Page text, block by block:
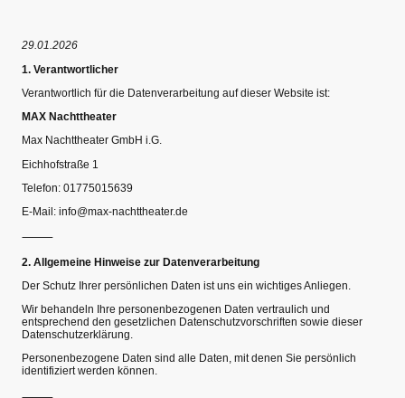
29.01.2026
1. Verantwortlicher
Verantwortlich für die Datenverarbeitung auf dieser Website ist:
MAX Nachttheater
Max Nachttheater GmbH i.G.
Eichhofstraße 1
Telefon: 01775015639
E-Mail: info@max-nachttheater.de
⸻
2. Allgemeine Hinweise zur Datenverarbeitung
Der Schutz Ihrer persönlichen Daten ist uns ein wichtiges Anliegen.
Wir behandeln Ihre personenbezogenen Daten vertraulich und
entsprechend den gesetzlichen Datenschutzvorschriften sowie dieser
Datenschutzerklärung.
Personenbezogene Daten sind alle Daten, mit denen Sie persönlich
identifiziert werden können.